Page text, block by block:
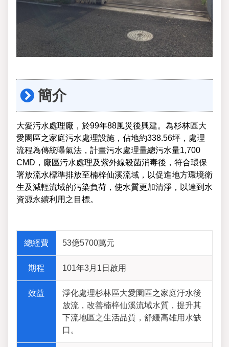
簡介
大愛污水處理廠，於99年88風災後興建。為杉林區大
愛園區之家庭污水處理設施，佔地約338.56坪，處理
流程為傳統曝氣法，計畫污水處理量總污水量1,700
CMD，廠區污水處理及紫外線殺菌消毒後，符合環保
署放流水標準排放至楠梓仙溪流域，以促進地方環境衛
生及減輕流域的污染負荷，使水質更加清淨，以達到水
資源永續利用之目標。
總經費 53億5700萬元
期程 101年3月1日啟用
效益
淨化處理杉林區大愛園區之家庭汙水後
放流，改善楠梓仙溪流域水質，提升其
下流地區之生活品質，舒緩高雄用水缺
口。